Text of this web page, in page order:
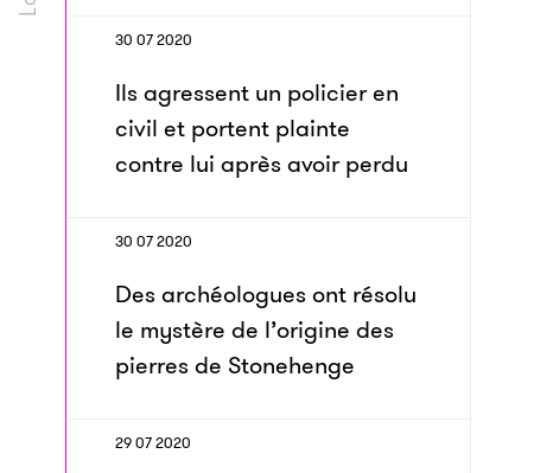
30 07 2020
Ils agressent un policier en
civil et portent plainte
contre lui après avoir perdu
30 07 2020
Des archéologues ont résolu
le mystère de l’origine des
pierres de Stonehenge
29 07 2020